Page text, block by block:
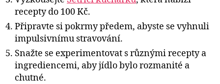
recepty do 100 Kč.
Připravte si pokrmy předem, abyste se vyhnuli
impulsivnímu stravování.
Snažte se experimentovat s různými recepty a
ingrediencemi, aby jídlo bylo rozmanité a
chutné.